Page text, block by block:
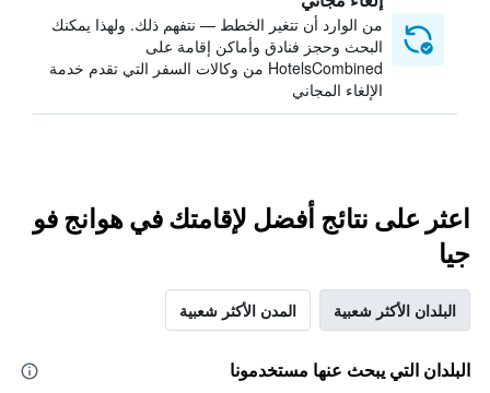
من الوارد أن تتغير الخطط — نتفهم ذلك. ولهذا يمكنك
البحث وحجز فنادق وأماكن إقامة على
HotelsCombined من وكالات السفر التي تقدم خدمة
الإلغاء المجاني
اعثر على نتائج أفضل لإقامتك في هوانج فو
جيا
البلدان الأكثر شعبية المدن الأكثر شعبية
البلدان التي يبحث عنها مستخدمونا